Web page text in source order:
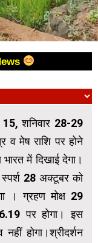
शनिवार 28-29
व मेष राशि पर होने
में दिखाई देगा।
स्पर्श 28 अक्टूबर को
। ग्रहण मोक्ष 29
पर होगा। इस
नहीं होगा।श्रीदर्शन